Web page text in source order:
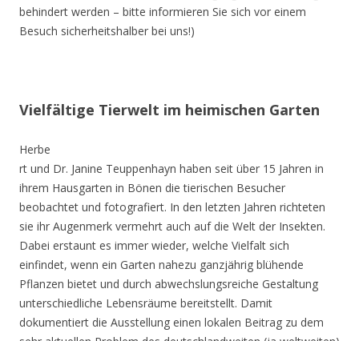
behindert werden – bitte informieren Sie sich vor einem
Besuch sicherheitshalber bei uns!)
Vielfältige Tierwelt im heimischen Garten
Herbe
rt und Dr. Janine Teuppenhayn haben seit über 15 Jahren in
ihrem Hausgarten in Bönen die tierischen Besucher
beobachtet und fotografiert. In den letzten Jahren richteten
sie ihr Augenmerk vermehrt auch auf die Welt der Insekten.
Dabei erstaunt es immer wieder, welche Vielfalt sich
einfindet, wenn ein Garten nahezu ganzjährig blühende
Pflanzen bietet und durch abwechslungsreiche Gestaltung
unterschiedliche Lebensräume bereitstellt. Damit
dokumentiert die Ausstellung einen lokalen Beitrag zu dem